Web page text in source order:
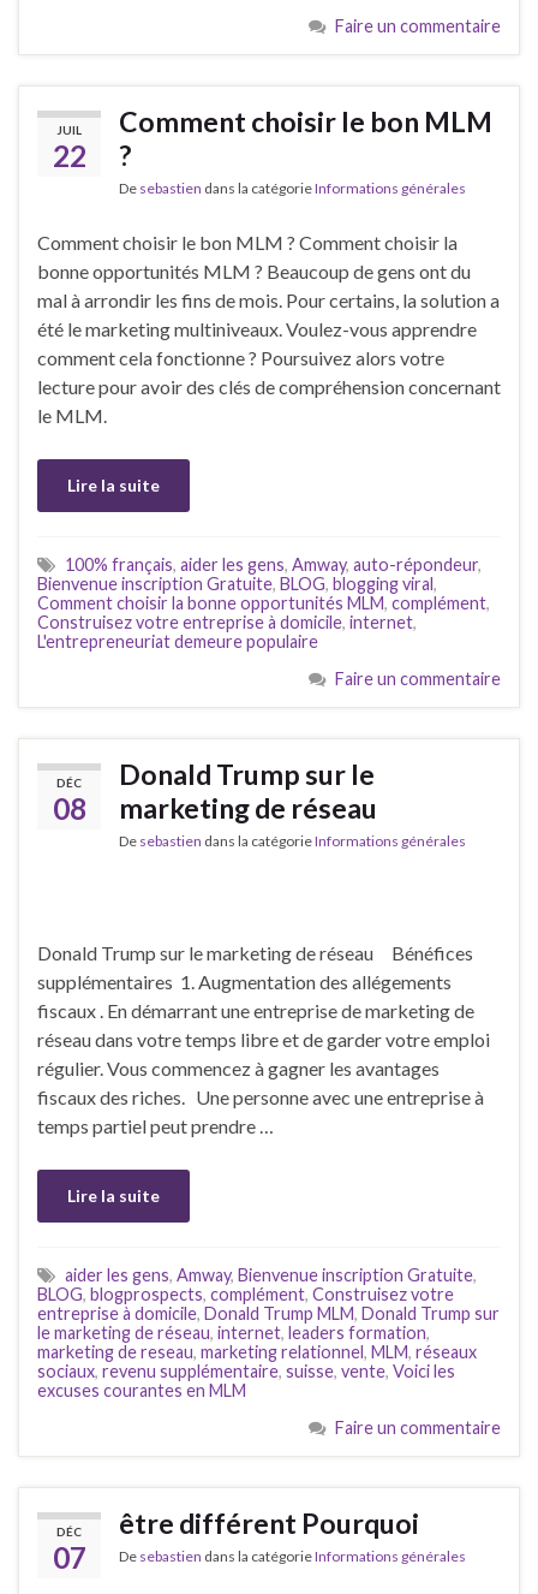
Faire un commentaire
JUIL
22
Comment choisir le bon MLM
?
De sebastien dans la catégorieInformations générales
Comment choisir le bon MLM ? Comment choisir la
bonne opportunités MLM ? Beaucoup de gens ont du
mal à arrondir les fins de mois. Pour certains, la solution a
été le marketing multiniveaux. Voulez-vous apprendre
comment cela fonctionne ? Poursuivez alors votre
lecture pour avoir des clés de compréhension concernant
le MLM.
Lire la suite
100% français, aider les gens, Amway, auto-répondeur,
Bienvenue inscription Gratuite, BLOG, blogging viral,
Comment choisir la bonne opportunités MLM, complément,
Construisez votre entreprise à domicile, internet,
L'entrepreneuriat demeure populaire
Faire un commentaire
DÉC
08
Donald Trump sur le
marketing de réseau
De sebastien dans la catégorieInformations générales
Donald Trump sur le marketing de réseau Bénéfices
supplémentaires 1. Augmentation des allégements
fiscaux . En démarrant une entreprise de marketing de
réseau dans votre temps libre et de garder votre emploi
régulier. Vous commencez à gagner les avantages
fiscaux des riches. Une personne avec une entreprise à
temps partiel peut prendre …
Lire la suite
aider les gens, Amway, Bienvenue inscription Gratuite,
BLOG, blogprospects, complément, Construisez votre
entreprise à domicile, Donald Trump MLM, Donald Trump sur
le marketing de réseau, internet, leaders formation,
marketing de reseau, marketing relationnel, MLM, réseaux
sociaux, revenu supplémentaire, suisse, vente, Voici les
excuses courantes en MLM
Faire un commentaire
DÉC
07
être différent Pourquoi
De sebastien dans la catégorieInformations générales